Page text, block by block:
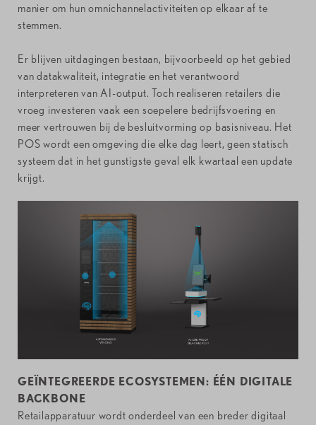
manier om hun omnichannelactiviteiten op elkaar af te
stemmen.
Er blijven uitdagingen bestaan, bijvoorbeeld op het gebied
van datakwaliteit, integratie en het verantwoord
interpreteren van AI-output. Toch realiseren retailers die
vroeg investeren vaak een soepelere bedrijfsvoering en
meer vertrouwen bij de besluitvorming op basisniveau. Het
POS wordt een omgeving die elke dag leert, geen statisch
systeem dat in het gunstigste geval elk kwartaal een update
krijgt.
GEÏNTEGREERDE ECOSYSTEMEN: ÉÉN DIGITALE
BACKBONE
Retailapparatuur wordt onderdeel van een breder digitaal